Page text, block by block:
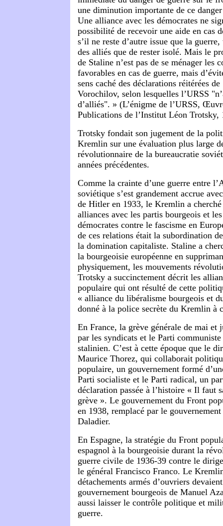
une diminution importante de ce
Une alliance avec les démocrates ne
possibilité de recevoir une aide en cas
s’il ne reste d’autre issue que la
des alliés que de rester isolé. Mais le
de Staline n’est pas de se ménager les
favorables en cas de guerre, mais
sens caché des déclarations réitérées
Vorochilov, selon lesquelles l’URSS
d’alliés". » (L’énigme de l’URSS,
Publications de l’Institut Léon Trotsky,
Trotsky fondait son jugement de la
Kremlin sur une évaluation plus large
révolutionnaire de la bureaucratie
années précédentes.
Comme la crainte d’une guerre entre
soviétique s’est grandement accrue
de Hitler en 1933, le Kremlin a
alliances avec les partis bourgeois et
démocrates contre le fascisme en
de ces relations était la subordination
la domination capitaliste. Staline a
la bourgeoisie européenne en
physiquement, les mouvements
Trotsky a succinctement décrit les
populaire qui ont résulté de cette
« alliance du libéralisme bourgeois et
donné à la police secrète du Kremlin à
En France, la grève générale de mai et
par les syndicats et le Parti
stalinien. C’est à cette époque que le
Maurice Thorez, qui collaborait
populaire, un gouvernement formé
Parti socialiste et le Parti radical, un
déclaration passée à l’histoire « Il faut
grève ». Le gouvernement du Front
en 1938, remplacé par le
Daladier.
En Espagne, la stratégie du Front
espagnol à la bourgeoisie durant la
guerre civile de 1936-39 contre le
le général Francisco Franco. Le
détachements armés d’ouvriers
gouvernement bourgeois de Manuel
aussi laisser le contrôle politique et
guerre.